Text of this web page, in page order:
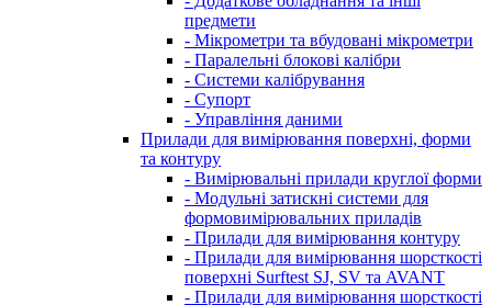
предмети
- Мікрометри та вбудовані мікрометри
- Паралельні блокові калібри
- Системи калібрування
- Супорт
- Управління даними
Прилади для вимірювання поверхні, форми
та контуру
- Вимірювальні прилади круглої форми
- Модульні затискні системи для
формовимірювальних приладів
- Прилади для вимірювання контуру
- Прилади для вимірювання шорсткості
поверхні Surftest SJ, SV та AVANT
- Прилади для вимірювання шорсткості